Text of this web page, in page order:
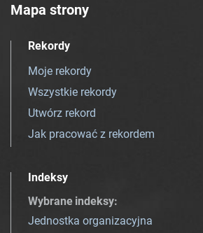
Mapa strony
Rekordy
Moje rekordy
Wszystkie rekordy
Utwórz rekord
Jak pracować z rekordem
Indeksy
Wybrane indeksy:
Jednostka organizacyjna